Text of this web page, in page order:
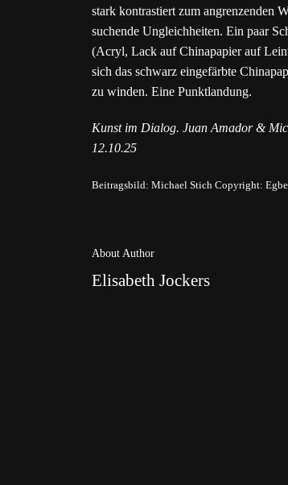
stark kontrastiert zum angrenzenden
suchende Ungleichheiten. Ein paar
(Acryl, Lack auf Chinapapier auf
sich das schwarz eingefärbte
zu winden. Eine Punktlandung.
Kunst im Dialog. Juan Amador &
12.10.25
Beitragsbild: Michael Stich Copyright:
About Author
Elisabeth Jockers